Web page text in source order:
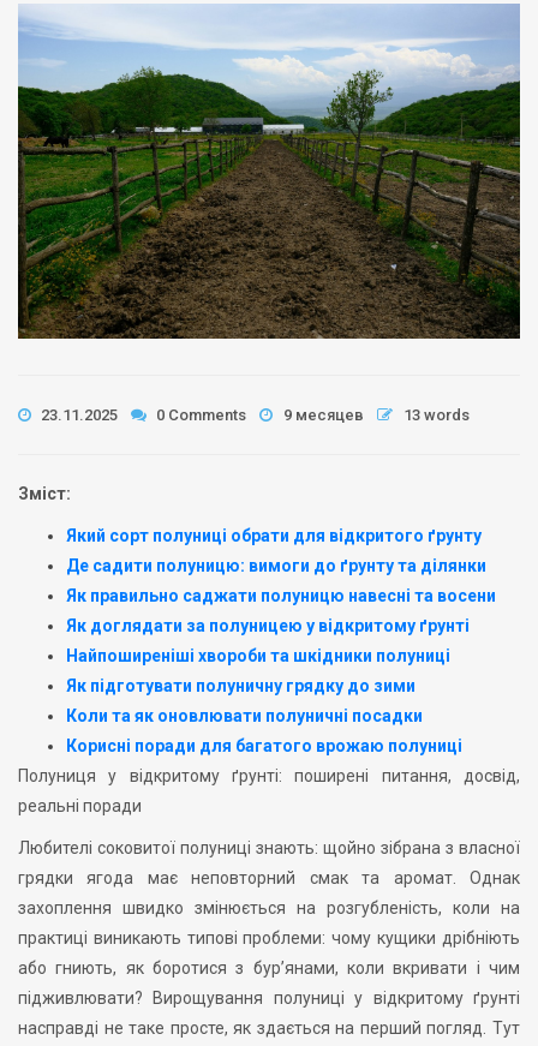
23.11.2025 0 Comments 9 месяцев 13 words
Зміст:
Який сорт полуниці обрати для відкритого ґрунту
Де садити полуницю: вимоги до ґрунту та ділянки
Як правильно саджати полуницю навесні та восени
Як доглядати за полуницею у відкритому ґрунті
Найпоширеніші хвороби та шкідники полуниці
Як підготувати полуничну грядку до зими
Коли та як оновлювати полуничні посадки
Корисні поради для багатого врожаю полуниці
Полуниця у відкритому ґрунті: поширені питання, досвід,
реальні поради
Любителі соковитої полуниці знають: щойно зібрана з власної
грядки ягода має неповторний смак та аромат. Однак
захоплення швидко змінюється на розгубленість, коли на
практиці виникають типові проблеми: чому кущики дрібніють
або гниють, як боротися з бур’янами, коли вкривати і чим
підживлювати? Вирощування полуниці у відкритому ґрунті
насправді не таке просте, як здається на перший погляд. Тут